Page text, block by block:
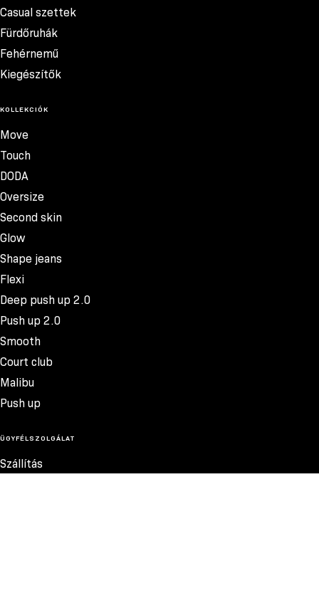
Casual szettek
Fürdőruhák
Fehérnemű
Kiegészítők
KOLLEKCIÓK
Move
Touch
DODA
Oversize
Second skin
Glow
Shape jeans
Flexi
Deep push up 2.0
Push up 2.0
Smooth
Court club
Malibu
Push up
ÜGYFÉLSZOLGÁLAT
Szállítás